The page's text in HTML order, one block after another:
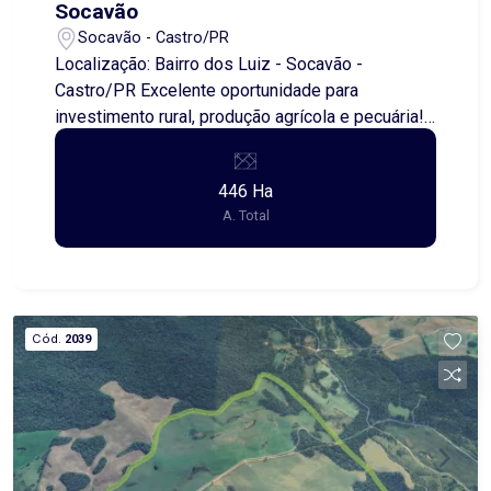
estimativos e estão sujeitos a alterações.
Socavão
Socavão - Castro/PR
Localização: Bairro dos Luiz - Socavão -
Castro/PR Excelente oportunidade para
investimento rural, produção agrícola e pecuária!
Detalhes da área: - Área total: 446,00 hectares -
Área de plantio: 48,00 hectares - Área de
pastagem: 25,00 hectares - Área de reserva
territorial, ideal para quem busca ampliar ou
consulta.
446 Ha
A. Total
Cód. 2039